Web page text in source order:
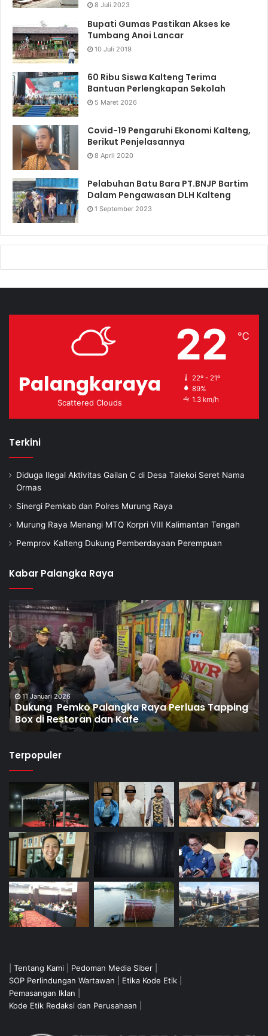
8 Juli 2023
Bupati Gumas Pastikan Akses ke
Tumbang Anoi Lancar
10 Juli 2019
60 Ribu Siswa Kalteng Terima
Bantuan Perlengkapan Sekolah
5 Maret 2026
Covid-19 Pengaruhi Ekonomi Kalteng,
Berikut Penjelasannya
8 April 2020
Pelabuhan Batu Bara PT.BNJP Bartim
Dalam Pengawasan DLH Kalteng
1 September 2023
Palangkaraya
Scattered Clouds
22 ℃
22º - 21º
89%
1.3 km/h
Terkini
Diduga Ilegal Aktivitas Gailan C di Desa Talekoi Seret Nama
Ormas
Sinergi Pemkab dan Polres Murung Raya
Murung Raya Menangi MTQ Korpri VIII Kalimantan Tengah
Pemprov Kalteng Dukung Pemberdayaan Perempuan
Kabar Palangka Raya
8 Januari 2026
Dorong Pembentukan Pos Terpadu Berantas
Narkoba di Puntun
Terpopuler
Tentang Kami Pedoman Media Siber
SOP Perlindungan Wartawan
Etika Kode Etik
Pemasangan Iklan
Kode Etik Redaksi dan Perusahaan